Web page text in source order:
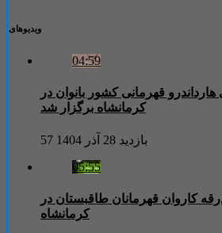
ویدیوهای
04:59
قهرمانی کشور بانوان در
کرمانشاه برگزار شد
57 بازدید 28 آذر 1404
05:55
کاروان قهرمانان طاقبستان در
کرمانشاه